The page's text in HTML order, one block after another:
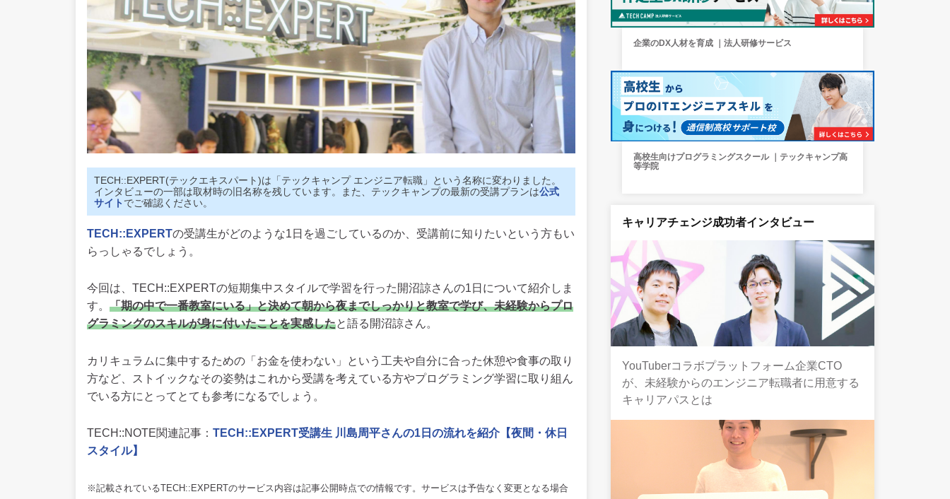
TECH::EXPERT(テックエキスパート)は「テックキャンプ エンジニア転職」という名称に変わりました。
インタビューの一部は取材時の旧名称を残しています。また、テックキャンプの最新の受講プランは公式
サイト でご確認ください。
TECH::EXPERTの受講生がどのような1日を過ごしているのか、受講前に知りたいという方もい
らっしゃるでしょう。
今回は、TECH::EXPERTの短期集中スタイルで学習を行った開沼諒さんの1日について紹介しま
す。 「期の中で一番教室にいる」と決めて朝から夜までしっかりと教室で学び、未経験からプロ
グラミングのスキルが身に付いたことを実感したと語る開沼諒さん。
カリキュラムに集中するための「お金を使わない」という工夫や自分に合った休憩や食事の取り
方など、ストイックなその姿勢はこれから受講を考えている方やプログラミング学習に取り組ん
でいる方にとってとても参考になるでしょう。
TECH::NOTE関連記事： TECH::EXPERT受講生 川島周平さんの1日の流れを紹介【夜間・休日
スタイル】
※記載されているTECH::EXPERTのサービス内容は記事公開時点での情報です。サービスは予告なく変更となる場合
企業のDX人材を育成 ｜法人研修サービス
高校生向けプログラミングスクール ｜テックキャンプ高
等学院
キャリアチェンジ成功者インタビュー
YouTuberコラボプラットフォーム企業CTO
が、未経験からのエンジニア転職者に用意する
キャリアパスとは